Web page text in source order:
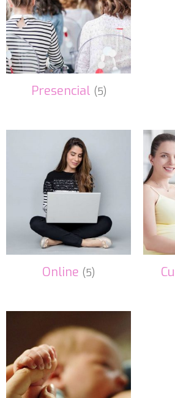
Presencial (5)
Online (5)